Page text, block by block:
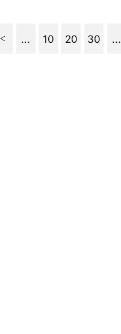
... 10 20 30 ...